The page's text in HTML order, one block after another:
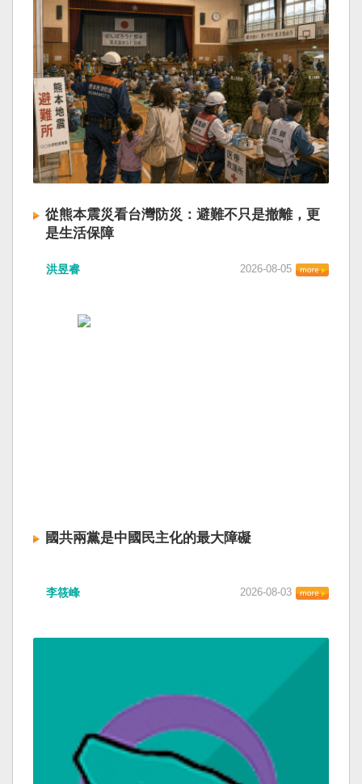
從熊本震災看台灣防災：避難不只是撤離，更
是生活保障
洪昱睿 2026-08-05
國共兩黨是中國民主化的最大障礙
李筱峰 2026-08-03